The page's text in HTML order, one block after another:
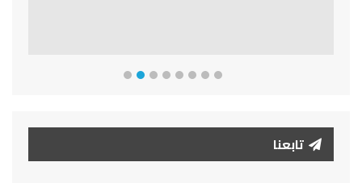
تابعنا